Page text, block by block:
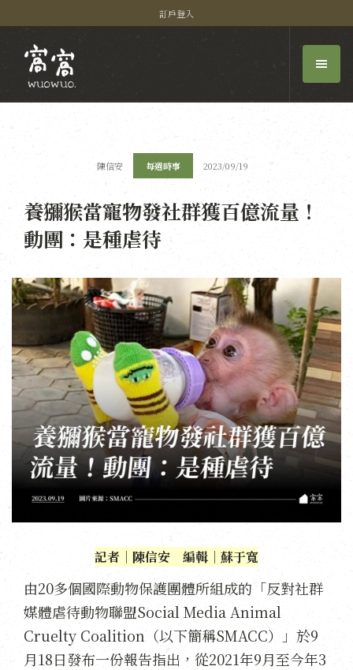
訂戶登入
陳信安 每週時事 2023/09/19
養獼猴當寵物發社群獲百億流量！
動團：是種虐待
記者｜陳信安 編輯｜蘇于寬
由20多個國際動物保護團體所組成的「反對社群
媒體虐待動物聯盟Social Media Animal
Cruelty Coalition（以下簡稱SMACC）」於9
月18日發布一份報告指出，從2021年9月至今年3